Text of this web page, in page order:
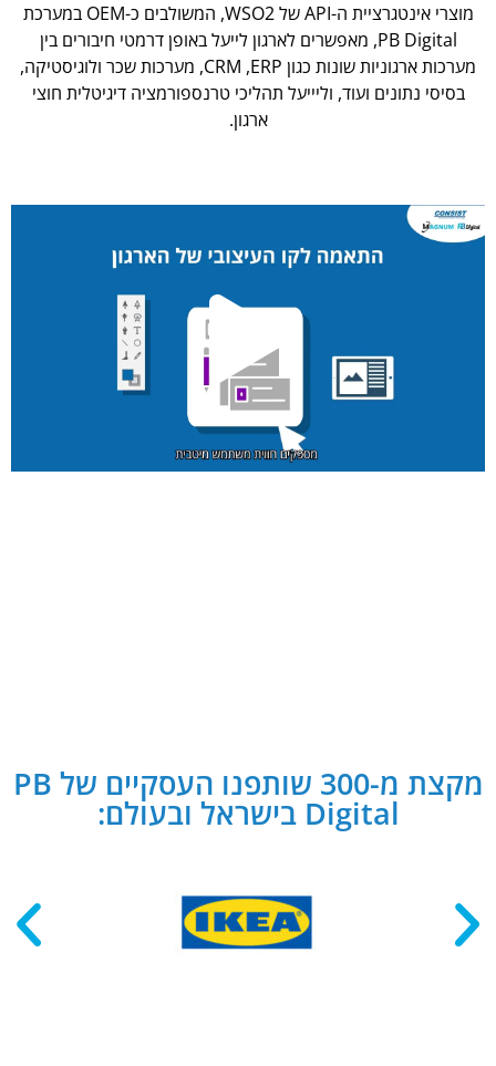
מוצרי אינטגרציית ה-API של WSO2, המשולבים כ-OEM במערכת
PB Digital, מאפשרים לארגון לייעל באופן דרמטי חיבורים בין
מערכות ארגוניות שונות כגון CRM ,ERP, מערכות שכר ולוגיסטיקה,
בסיסי נתונים ועוד, וליייעל תהליכי טרנספורמציה דיגיטלית חוצי
ארגון.
מקצת מ-300 שותפנו העסקיים של PB
Digital בישראל ובעולם: